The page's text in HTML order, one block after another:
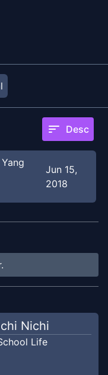
sort Desc
Jun 15,
2018
Nichi
Life